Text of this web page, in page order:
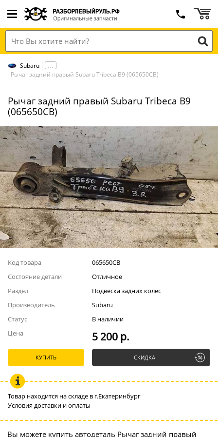
Subaru
Рычаг задний правый Subaru Tribeca B9 (065650СВ)
Рычаг задний правый Subaru Tribeca B9
(065650СВ)
Код товара
065650СВ
Состояние детали
Отличное
Раздел
Подвеска задних колёс
Производитель
Subaru
Статус
В наличии
Цена
5 200 р.
КУПИТЬ СКИДКА
Товар находится на складе в г.Екатеринбург
Условия доставки и оплаты
Вы можете купить автодеталь Рычаг задний правый